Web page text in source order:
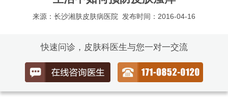
来源：长沙湘肤皮肤病医院 发布时间：2016-04-16
快速问诊，皮肤科医生与您一对一交流